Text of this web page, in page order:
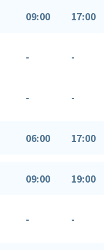
09:00 17:00
- -
- -
06:00 17:00
09:00 19:00
- -